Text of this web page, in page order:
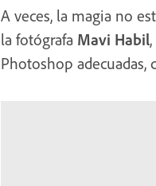
A veces, la magia no
la fotógrafa Mavi Habil
Photoshop